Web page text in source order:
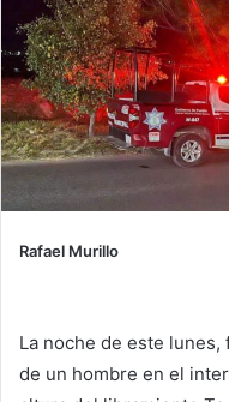
Rafael Murillo
La noche de este
de un hombre en el